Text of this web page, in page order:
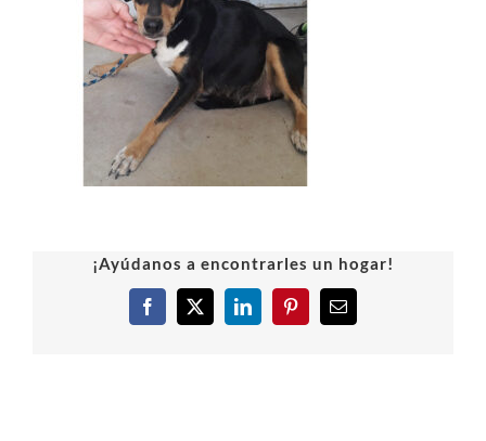
¡Ayúdanos a encontrarles un hogar!
Facebook
X LinkedInPinterestCorreo